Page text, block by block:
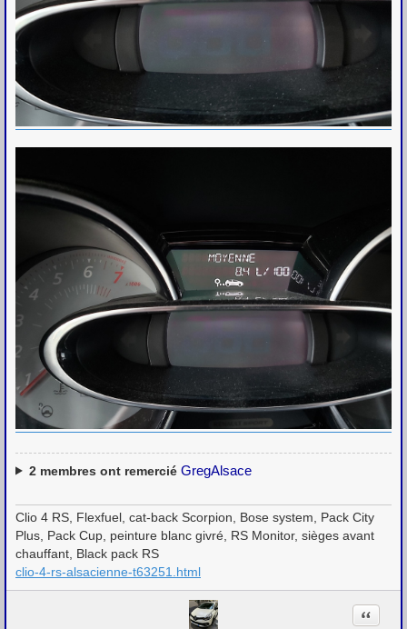
2membres ont remercié GregAlsace
Clio 4 RS, Flexfuel, cat-back Scorpion, Bose system, Pack City
Plus, Pack Cup, peinture blanc givré, RS Monitor, sièges avant
chauffant, Black pack RS
clio-4-rs-alsacienne-t63251.html
Citation